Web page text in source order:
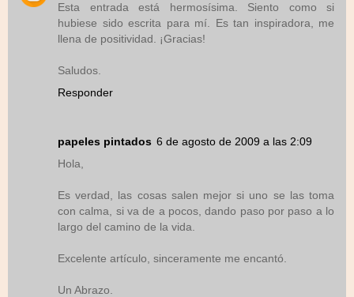
Esta entrada está hermosísima. Siento como si
hubiese sido escrita para mí. Es tan inspiradora, me
llena de positividad. ¡Gracias!
Saludos.
Responder
papeles pintados 6 de agosto de 2009 a las 2:09
Hola,
Es verdad, las cosas salen mejor si uno se las toma
con calma, si va de a pocos, dando paso por paso a lo
largo del camino de la vida.
Excelente artículo, sinceramente me encantó.
Un Abrazo.